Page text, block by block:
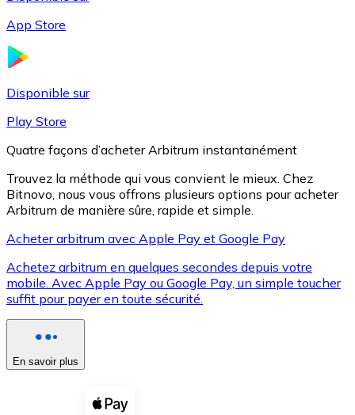
XRP
XRP
Voir toutes
Coupons crypto
App Store
Disponible sur
Play Store
Quatre façons d’acheter Arbitrum instantanément
Trouvez la méthode qui vous convient le mieux. Chez
Bitnovo, nous vous offrons plusieurs options pour acheter
Arbitrum de manière sûre, rapide et simple.
Acheter arbitrum avec Apple Pay et Google Pay
Achetez arbitrum en quelques secondes depuis votre
mobile. Avec Apple Pay ou Google Pay, un simple toucher
suffit pour payer en toute sécurité.
En savoir plus